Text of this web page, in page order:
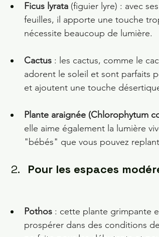
Ficus lyrata (figuier lyre) : avec
feuilles, il apporte une touche
nécessite beaucoup de lumière.
Cactus : les cactus, comme le
adorent le soleil et sont parfaits
et ajoutent une touche
Plante araignée (Chlorophytum
elle aime également la lumière
"bébés" que vous pouvez
Pour les espaces
Pothos : cette plante grimpante
prospérer dans des conditions